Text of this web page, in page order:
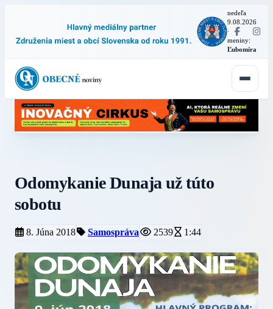
nedeľa
9.08.2026
·
meniny:
Ľubomíra
Odomykanie Dunaja už túto
sobotu
8. Júna 2018 Samospráva 2539 1:44